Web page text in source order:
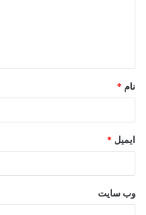
*
نام *
ایمیل *
وب‌ سایت